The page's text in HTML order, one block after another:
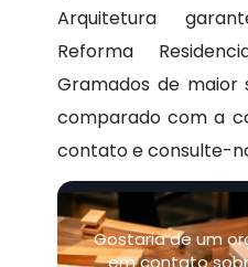
Arquitetura
Reforma
Gramados de maior
comparado com a
contato e consulte-
Gostaria de um